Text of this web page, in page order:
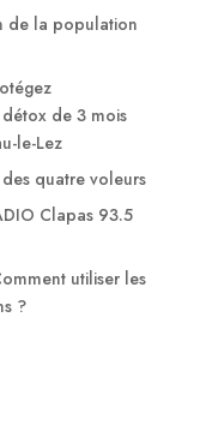
de la population
de 3 mois
le-Lez
quatre voleurs
Clapas 93.5
utiliser les
?